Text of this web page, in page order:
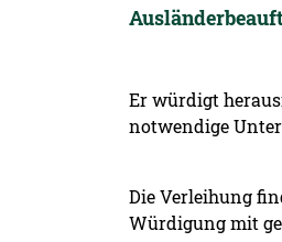
Er würdigt
notwendige
Die Verleihung
Würdigung mit